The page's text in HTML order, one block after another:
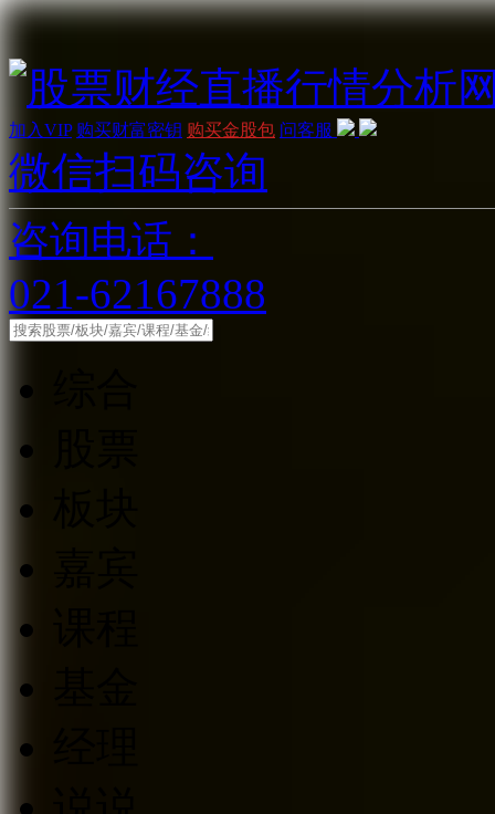
加入VIP 购买财富密钥 购买金股包 问客服
微信扫码咨询
咨询电话：
021-62167888